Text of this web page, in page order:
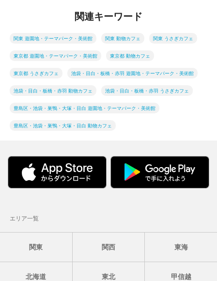
関連キーワード
関東 遊園地・テーマパーク・美術館 関東 動物カフェ 関東 うさぎカフェ
東京都 遊園地・テーマパーク・美術館 東京都 動物カフェ
東京都 うさぎカフェ 池袋・目白・板橋・赤羽 遊園地・テーマパーク・美術館
池袋・目白・板橋・赤羽 動物カフェ 池袋・目白・板橋・赤羽 うさぎカフェ
豊島区・池袋・巣鴨・大塚・目白 遊園地・テーマパーク・美術館
豊島区・池袋・巣鴨・大塚・目白 動物カフェ
エリア一覧
関東 関西 東海
北海道 東北 甲信越